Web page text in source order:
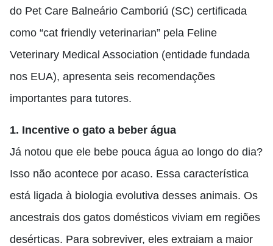
do Pet Care Balneário Camboriú (SC) certificada
como “cat friendly veterinarian” pela Feline
Veterinary Medical Association (entidade fundada
nos EUA), apresenta seis recomendações
importantes para tutores.
1. Incentive o gato a beber água
Já notou que ele bebe pouca água ao longo do dia?
Isso não acontece por acaso. Essa característica
está ligada à biologia evolutiva desses animais. Os
ancestrais dos gatos domésticos viviam em regiões
desérticas. Para sobreviver, eles extraiam a maior